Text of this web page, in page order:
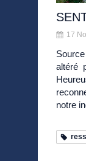
17
altéré
notre